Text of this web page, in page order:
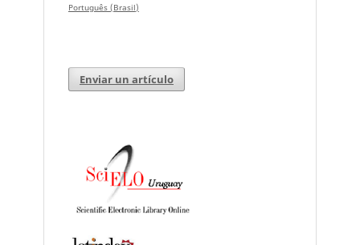
Português (Brasil)
Enviar un artículo